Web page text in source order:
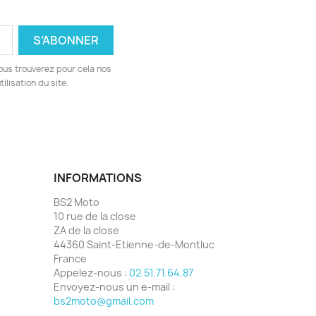
trouverez pour cela nos
du site.
INFORMATIONS
BS2 Moto
10 rue de la close
ZA de la close
44360 Saint-Etienne-de-Montluc
France
Appelez-nous : 02.51.71.64.87
Envoyez-nous un e-mail :
bs2moto@gmail.com